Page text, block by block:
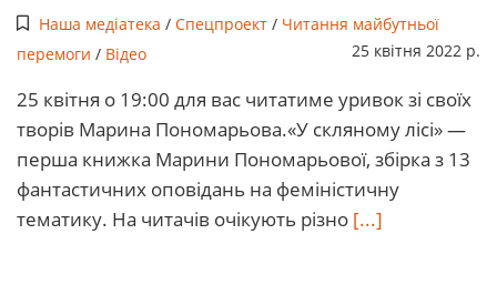
Наша медіатека / Спецпроект/ Читання майбутньої
перемоги / Відео 25 квітня 2022 р.
25 квітня о 19:00 для вас читатиме уривок зі своїх
творів Марина Пономарьова.«У скляному лісі» —
перша книжка Марини Пономарьової, збірка з 13
фантастичних оповідань на феміністичну
тематику. На читачів очікують різно [...]